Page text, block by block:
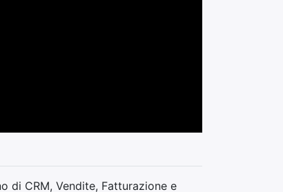
di CRM, Vendite, Fatturazione e